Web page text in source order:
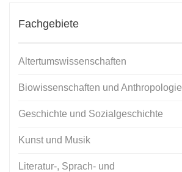
Fachgebiete
Altertumswissenschaften
Biowissenschaften und Anthropologie
Geschichte und Sozialgeschichte
Kunst und Musik
Literatur-, Sprach- und